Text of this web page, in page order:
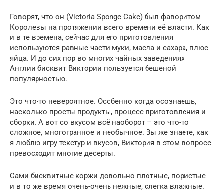
Говорят, что он (Victoria Sponge Cake) был фаворитом
Королевы на протяжении всего времени её власти. Как
и в те времена, сейчас для его приготовления
используются равные части муки, масла и сахара, плюс
яйца. И до сих пор во многих чайных заведениях
Англии бисквит Виктории пользуется бешеной
популярностью.
Это что-то невероятное. Особенно когда осознаешь,
насколько просты продукты, процесс приготовления и
сборки. А вот со вкусом всё наоборот – это что-то
сложное, многогранное и необычное. Вы же знаете, как
я люблю игру текстур и вкусов, Виктория в этом вопросе
превосходит многие десерты.
Сами бисквитные коржи довольно плотные, пористые
и в то же время очень-очень нежные, слегка влажные.